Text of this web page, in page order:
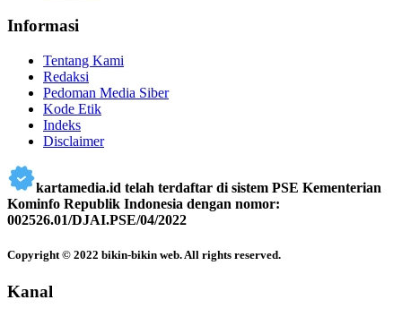
Informasi
Tentang Kami
Redaksi
Pedoman Media Siber
Kode Etik
Indeks
Disclaimer
kartamedia.id telah terdaftar di sistem PSE Kementerian
Kominfo Republik Indonesia dengan nomor:
002526.01/DJAI.PSE/04/2022
Copyright © 2022 bikin-bikin web. All rights reserved.
Kanal